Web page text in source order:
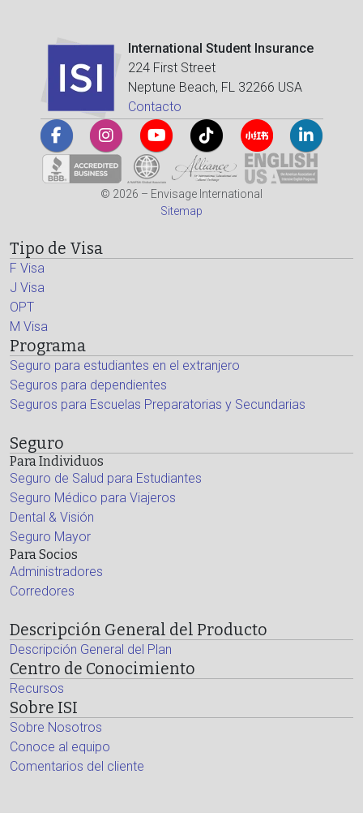
International Student Insurance
224 First Street
Neptune Beach, FL 32266 USA
Contacto
© 2026 – Envisage International
Sitemap
Tipo de Visa
F Visa
J Visa
OPT
M Visa
Programa
Seguro para estudiantes en el extranjero
Seguros para dependientes
Seguros para Escuelas Preparatorias y Secundarias
Seguro
Para Individuos
Seguro de Salud para Estudiantes
Seguro Médico para Viajeros
Dental & Visión
Seguro Mayor
Para Socios
Administradores
Corredores
Descripción General del Producto
Descripción General del Plan
Centro de Conocimiento
Recursos
Sobre ISI
Sobre Nosotros
Conoce al equipo
Comentarios del cliente